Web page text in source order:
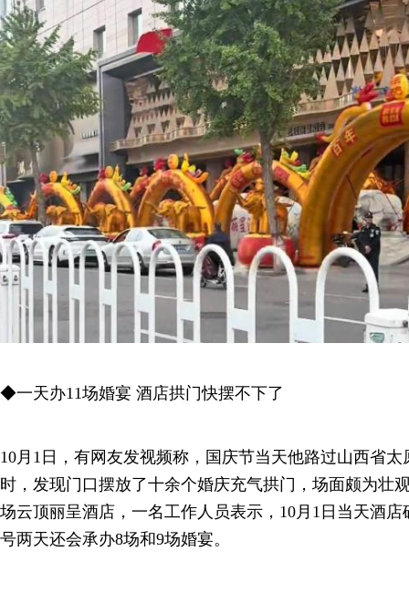
◆一天办11场婚宴 酒店拱门快摆不下了
10月1日，有网友发视频称，国庆节当天他路过山西省
时，发现门口摆放了十余个婚庆充气拱门，场面颇为壮
场云顶丽呈酒店，一名工作人员表示，10月1日当天酒店
号两天还会承办8场和9场婚宴。